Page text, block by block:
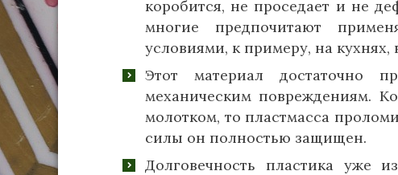
коробится, не проседает и не
многие предпочитают
условиями, к примеру, на кухнях,
Этот материал достаточно
механическим повреждениям.
молотком, то пластмасса
силы он полностью защищен.
Долговечность пластика уже